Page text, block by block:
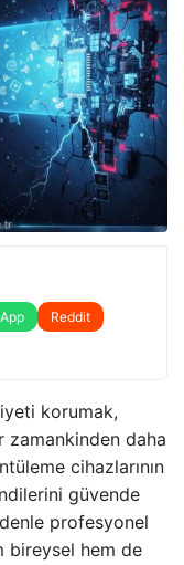
Reddit
korumak,
daha
cihazlarının
güvende
profesyonel
bireysel hem de